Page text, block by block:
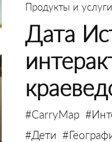
Продукты и услуги
Дата
#CarryMap
#Дети